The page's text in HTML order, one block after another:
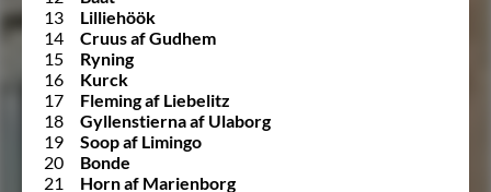
13
Lilliehöök
14
Cruus af Gudhem
15
Ryning
16
Kurck
17
Fleming af Liebelitz
18
Gyllenstierna af Ulaborg
19
Soop af Limingo
20
Bonde
21
Horn af Marienborg